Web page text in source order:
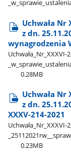
Uchwała Nr
z dn.
wynagrodzenia
0.28MB
Uchwała Nr
z dn.
XXXV-214-2021
0.23MB